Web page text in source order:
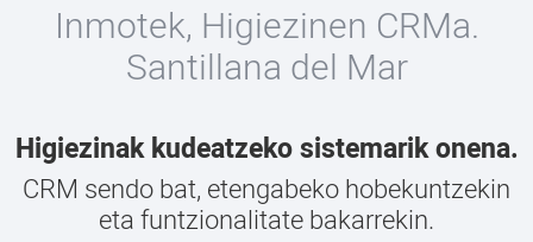
Inmotek, Higiezinen CRMa.
Santillana del Mar
Higiezinak kudeatzeko sistemarik onena.
CRM sendo bat, etengabeko hobekuntzekin
eta funtzionalitate bakarrekin.